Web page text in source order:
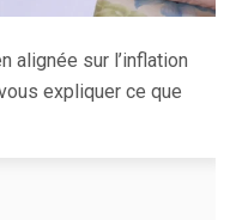
alignée sur l’inflation
expliquer ce que